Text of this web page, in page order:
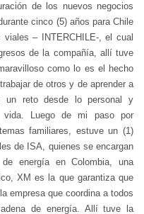
de los nuevos negocios
cinco (5) años para Chile
– INTERCHILE-, el cual
de la compañía, allí tuve
como lo es el hecho
de otros y de aprender a
un reto desde lo personal y
vida. Luego de mi paso por
familiares, estuve un (1)
de ISA, quienes se encargan
energía en Colombia, una
XM es la que garantiza que
empresa que coordina a todos
de energía. Allí tuve la